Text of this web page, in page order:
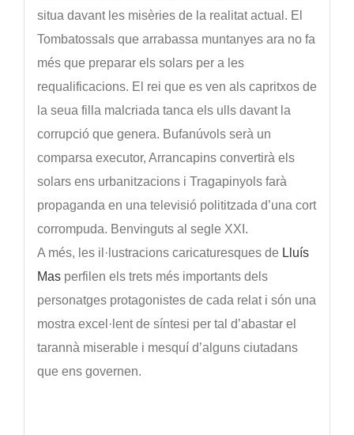
situa davant les misèries de la realitat actual. El
Tombatossals que arrabassa muntanyes ara no fa
més que preparar els solars per a les
requalificacions. El rei que es ven als capritxos de
la seua filla malcriada tanca els ulls davant la
corrupció que genera. Bufanúvols serà un
comparsa executor, Arrancapins convertirà els
solars ens urbanitzacions i Tragapinyols farà
propaganda en una televisió polititzada d’una cort
corrompuda. Benvinguts al segle XXI.
A més, les il·lustracions caricaturesques de Lluís
Masperfilen els trets més importants dels
personatges protagonistes de cada relat i són una
mostra excel·lent de síntesi per tal d’abastar el
tarannà miserable i mesquí d’alguns ciutadans
que ens governen.